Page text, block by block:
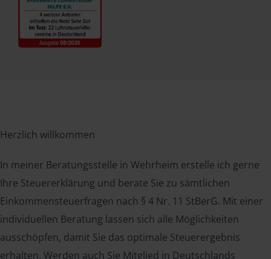
Herzlich willkommen
In meiner Beratungsstelle in Wehrheim erstelle ich gerne
Ihre Steuererklärung und berate Sie zu sämtlichen
Einkommensteuerfragen nach § 4 Nr. 11 StBerG. Mit einer
individuellen Beratung lassen sich alle Möglichkeiten
ausschöpfen, damit Sie das optimale Steuerergebnis
erhalten. Werden auch Sie Mitglied in Deutschlands